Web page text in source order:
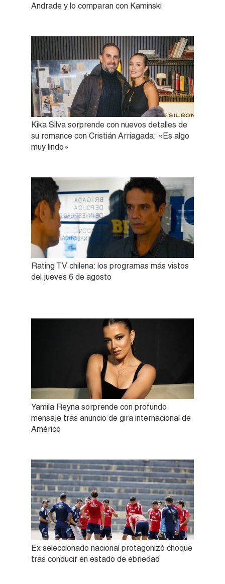
Andrade y lo comparan con Kaminski
Kika Silva sorprende con nuevos detalles de
su romance con Cristián Arriagada: «Es algo
muy lindo»
Rating TV chilena: los programas más vistos
del jueves 6 de agosto
Yamila Reyna sorprende con profundo
mensaje tras anuncio de gira internacional de
Américo
Ex seleccionado nacional protagonizó choque
tras conducir en estado de ebriedad